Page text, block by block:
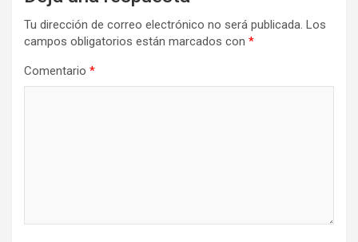
Tu dirección de correo electrónico no será publicada. Los
campos obligatorios están marcados con *
Comentario *